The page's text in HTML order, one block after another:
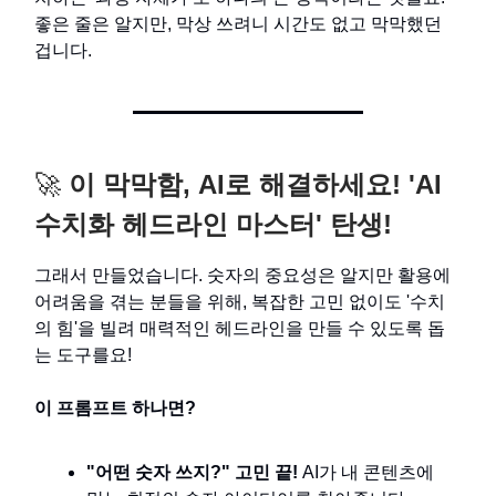
좋은 줄은 알지만, 막상 쓰려니 시간도 없고 막막했던
겁니다.
🚀 이 막막함, AI로 해결하세요! 'AI
수치화 헤드라인 마스터' 탄생!
그래서 만들었습니다. 숫자의 중요성은 알지만 활용에
어려움을 겪는 분들을 위해, 복잡한 고민 없이도 '수치
의 힘'을 빌려 매력적인 헤드라인을 만들 수 있도록 돕
는 도구를요!
이 프롬프트 하나면?
"어떤 숫자 쓰지?" 고민 끝! AI가 내 콘텐츠에